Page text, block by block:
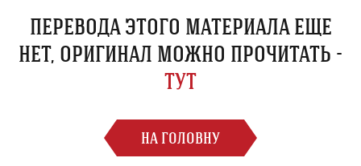
ПЕРЕВОДА ЭТОГО МАТЕРИАЛА ЕЩЕ
НЕТ, ОРИГИНАЛ МОЖНО ПРОЧИТАТЬ -
ТУТ
НА ГОЛОВНУ